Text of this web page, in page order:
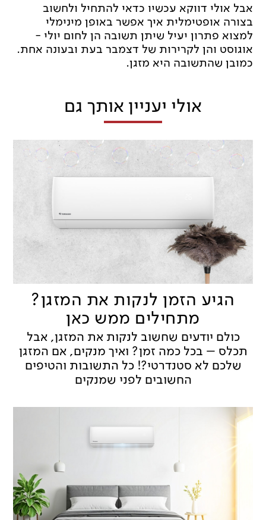
אבל אולי דווקא עכשיו כדאי להתחיל ולחשוב
בצורה אופטימלית איך אפשר באופן מינימלי
למצוא פתרון יעיל שיתן תשובה הן לחום יולי -
אוגוסט והן לקרירות של דצמבר בעת ובעונה אחת.
כמובן שהתשובה היא מזגן.
אולי יעניין אותך גם
הגיע הזמן לנקות את המזגן?
מתחילים ממש כאן
כולם יודעים שחשוב לנקות את המזגן, אבל
תכלס – בכל כמה זמן? ואיך מנקים, אם המזגן
שלכם לא סטנדרטי?! כל התשובות והטיפים
החשובים לפני שמנקים